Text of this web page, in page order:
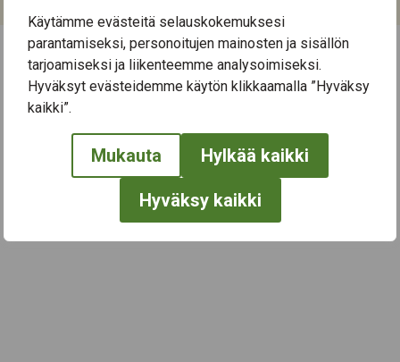
Käytämme evästeitä selauskokemuksesi
parantamiseksi, personoitujen mainosten ja sisällön
tarjoamiseksi ja liikenteemme analysoimiseksi.
Hyväksyt evästeidemme käytön klikkaamalla ”Hyväksy
kaikki”.
Mukauta Hylkää kaikki
Hyväksy kaikki
← Näytä kaikki tapahtumat